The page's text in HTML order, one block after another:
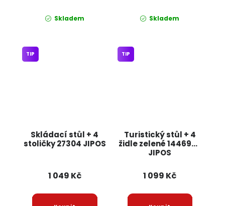
Skladem Skladem
Skládací stůl + 4
stoličky 27304 JIPOS
TIP
1 049 Kč
Turistický stůl + 4
židle zelené 14469_Z
JIPOS
TIP
1 099 Kč